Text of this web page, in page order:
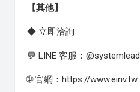
【其他】
◆ 立即洽詢
💬 LINE 客服：@systemlead
🌐 官網：https://www.einv.tw